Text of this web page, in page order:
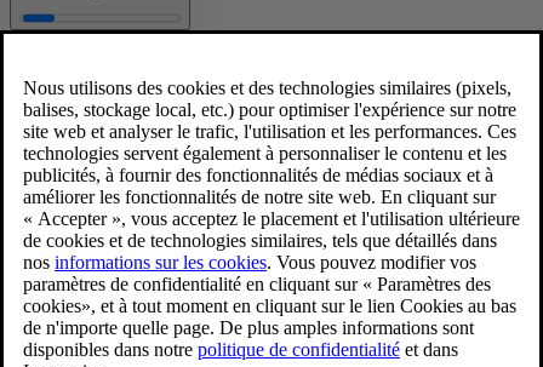
EX40 Sand edition
6/24/2024
Favoris
Partager
Télécharger